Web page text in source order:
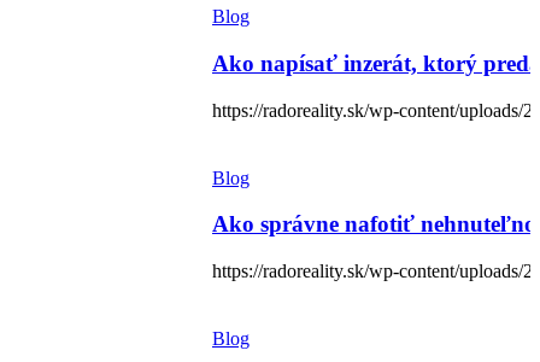
Blog
Ako napísať inzerát, ktorý
https://radoreality.sk/wp-content/uploads/
Blog
Ako správne nafotiť
https://radoreality.sk/wp-content/uploads/
Blog